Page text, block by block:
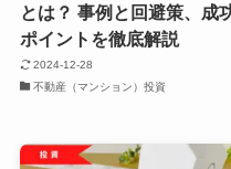
とは？ 事例と回避策、成
ポイントを徹底解説
2024-12-28
不動産（マンション）投資